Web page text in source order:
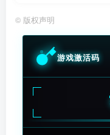
© 版权声明
游戏激活码